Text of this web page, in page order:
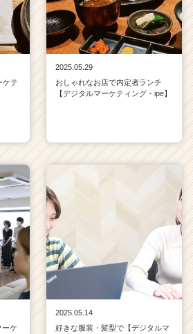
ケテ
2025.05.29
おしゃれなお店で内定者ランチ
【デジタルマーケティング・ipe】
ーケ
2025.05.14
好きな服装・髪型で【デジタルマ